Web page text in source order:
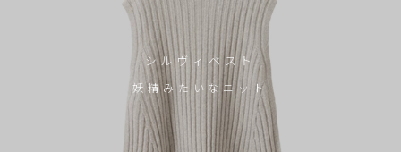
シルヴィベスト
妖精みたいなニット